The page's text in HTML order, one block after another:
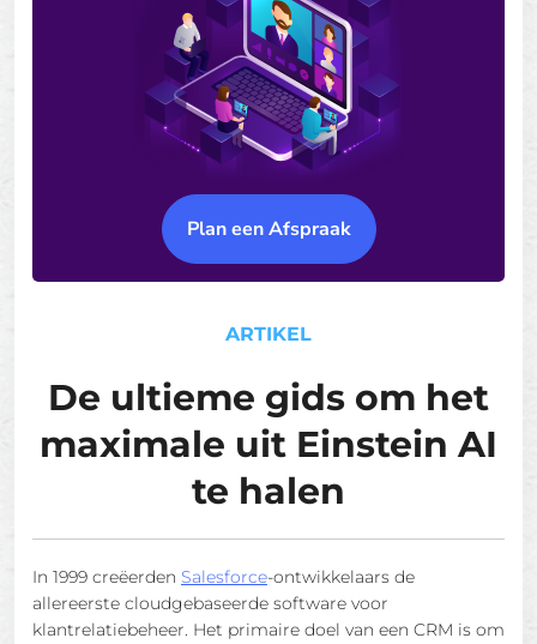
Plan een Afspraak
ARTIKEL
De ultieme gids om het
maximale uit Einstein AI
te halen
In 1999 creëerden Salesforce-ontwikkelaars de
allereerste cloudgebaseerde software voor
klantrelatiebeheer. Het primaire doel van een CRM is om